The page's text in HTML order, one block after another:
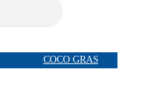
COCO GRAS